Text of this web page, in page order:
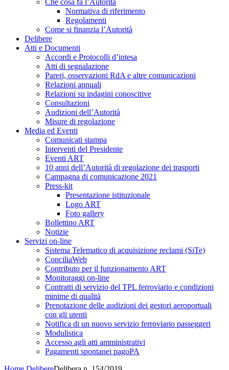
Che cosa fa l’Autorità
Normativa di riferimento
Regolamenti
Come si finanzia l’Autorità
Delibere
Atti e Documenti
Accordi e Protocolli d’intesa
Atti di segnalazione
Pareri, osservazioni RdA e altre comunicazioni
Relazioni annuali
Relazioni su indagini conoscitive
Consultazioni
Audizioni dell’Autorità
Misure di regolazione
Media ed Eventi
Comunicati stampa
Interventi del Presidente
Eventi ART
10 anni dell’Autorità di regolazione dei trasporti
Campagna di comunicazione 2021
Press-kit
Presentazione istituzionale
Logo ART
Foto gallery
Bollettino ART
Notizie
Servizi on-line
Sistema Telematico di acquisizione reclami (SiTe)
ConciliaWeb
Contributo per il funzionamento ART
Monitoraggi on-line
Contratti di servizio del TPL ferroviario e condizioni
minime di qualità
Prenotazione delle audizioni dei gestori aeroportuali
con gli utenti
Notifica di un nuovo servizio ferroviario passeggeri
Modulistica
Accesso agli atti amministrativi
Pagamenti spontanei pagoPA